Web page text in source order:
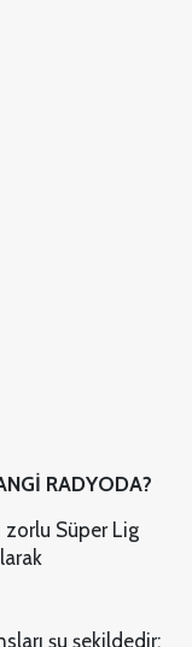
RADYODA?
zorlu Süper Lig
şu şekildedir: